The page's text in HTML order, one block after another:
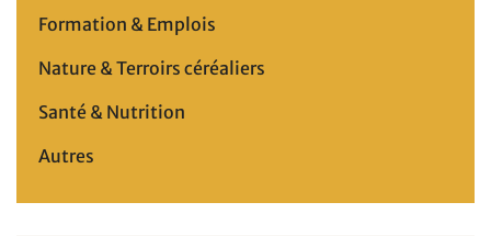
Formation & Emplois
Nature & Terroirs céréaliers
Santé & Nutrition
Autres